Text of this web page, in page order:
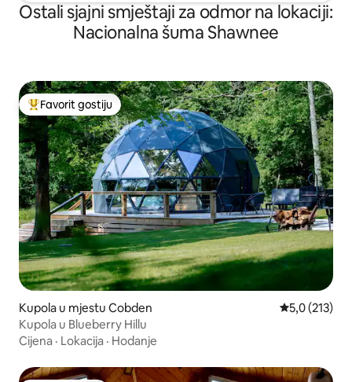
Ostali sjajni smještaji za odmor na lokaciji:
Nacionalna šuma Shawnee
Glavni favorit gostiju
Favorit gostiju
Kupola u mjestu Cobden Prosječna
5,0 (213)
Kupola u Blueberry Hillu
Cijena · Lokacija · Hodanje